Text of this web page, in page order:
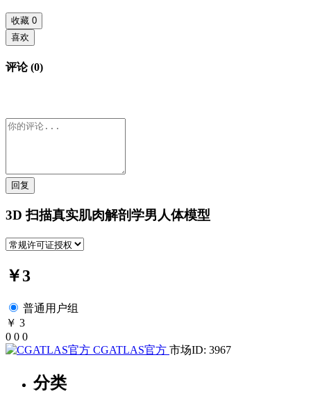
收藏 0
喜欢
评论 (0)
回复
3D 扫描真实肌肉解剖学男人体模型
￥3
普通用户组
￥ 3
0 0 0
CGATLAS官方 市场ID: 3967
分类